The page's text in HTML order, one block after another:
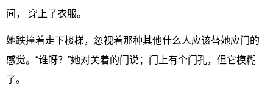
间， 穿上了衣服。
她跌撞着走下楼梯，忽视着那种其他什么人应该替她应门的
感觉。“谁呀？”她对关着的门说；门上有个门孔，但它模糊
了。